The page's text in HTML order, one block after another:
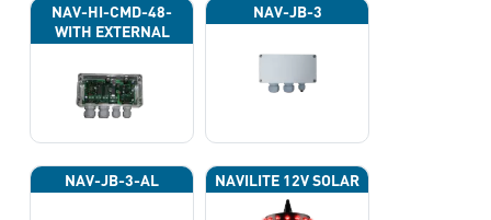
NAV-HI-CMD-48-
WITH EXTERNAL
PHOTOCELL 13133
NAV-JB-3
NAV-JB-3-AL NAVILITE 12V SOLAR